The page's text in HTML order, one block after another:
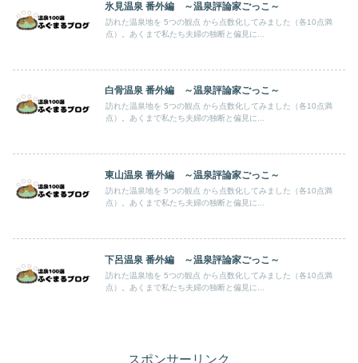
氷見温泉 番外編 ～温泉評論家ごっこ～
訪れた温泉地を 5つの観点 から点数化してみました（各10点満
点）。あくまで私たち夫婦の独断と偏見に...
白骨温泉 番外編 ～温泉評論家ごっこ～
訪れた温泉地を 5つの観点 から点数化してみました（各10点満
点）。あくまで私たち夫婦の独断と偏見に...
東山温泉 番外編 ～温泉評論家ごっこ～
訪れた温泉地を 5つの観点 から点数化してみました（各10点満
点）。あくまで私たち夫婦の独断と偏見に...
下呂温泉 番外編 ～温泉評論家ごっこ～
訪れた温泉地を 5つの観点 から点数化してみました（各10点満
点）。あくまで私たち夫婦の独断と偏見に...
スポンサーリンク